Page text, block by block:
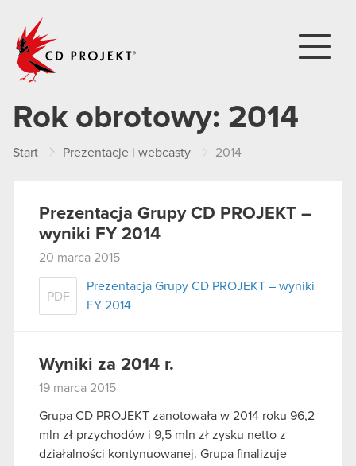
Rok obrotowy: 2014
Start Prezentacje i webcasty 2014
Prezentacja Grupy CD PROJEKT –
wyniki FY 2014
20 marca 2015
PDF
Prezentacja Grupy CD PROJEKT – wyniki
FY 2014
Wyniki za 2014 r.
19 marca 2015
Grupa CD PROJEKT zanotowała w 2014 roku 96,2
mln zł przychodów i 9,5 mln zł zysku netto z
działalności kontynuowanej. Grupa finalizuje